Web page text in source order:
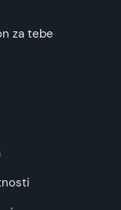
za tebe